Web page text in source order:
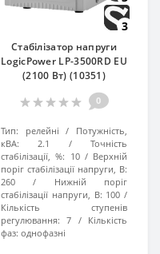
3
Стабілізатор напруги
LogicPower LP-3500RD EU
(2100 Вт) (10351)
0
Тип: релейні
Потужність,
кВА:
2.1
Точність
стабілізації, %: 10
Верхній
поріг стабілізації напруги, В:
260
Нижній поріг
стабілізації напруги, В: 100
Кількість ступенів
регулювання:
7
Кількість
фаз: однофазні